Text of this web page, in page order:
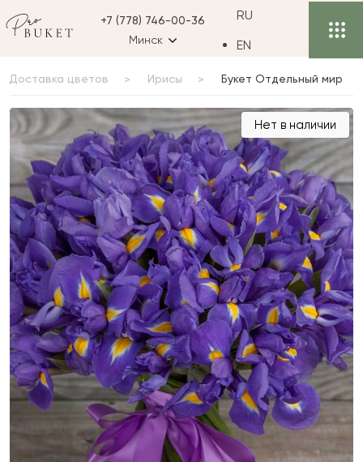
+7 (778) 746-00-36
Минск
RU
EN
Доставка цветов Ирисы Букет Отдельный мир
Букет Отдельный мир Нет в наличии